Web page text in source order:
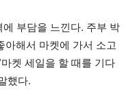
부담을 느낀다. 주부 박
아해서 마켓에 가서 소고
켓 세일을 할 때를 기다
했다.